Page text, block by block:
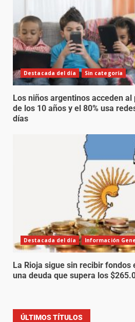
Destacada del día Sin categoría
Los niños argentinos acceden
de los 10 años y el 80% usa
días
Destacada del día Información
La Rioja sigue sin recibir
una deuda que supera los
ÚLTIMOS TÍTULOS